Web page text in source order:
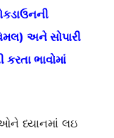
અને સોપારી
ભાવોમાં
ધ્યાનમાં લઇ